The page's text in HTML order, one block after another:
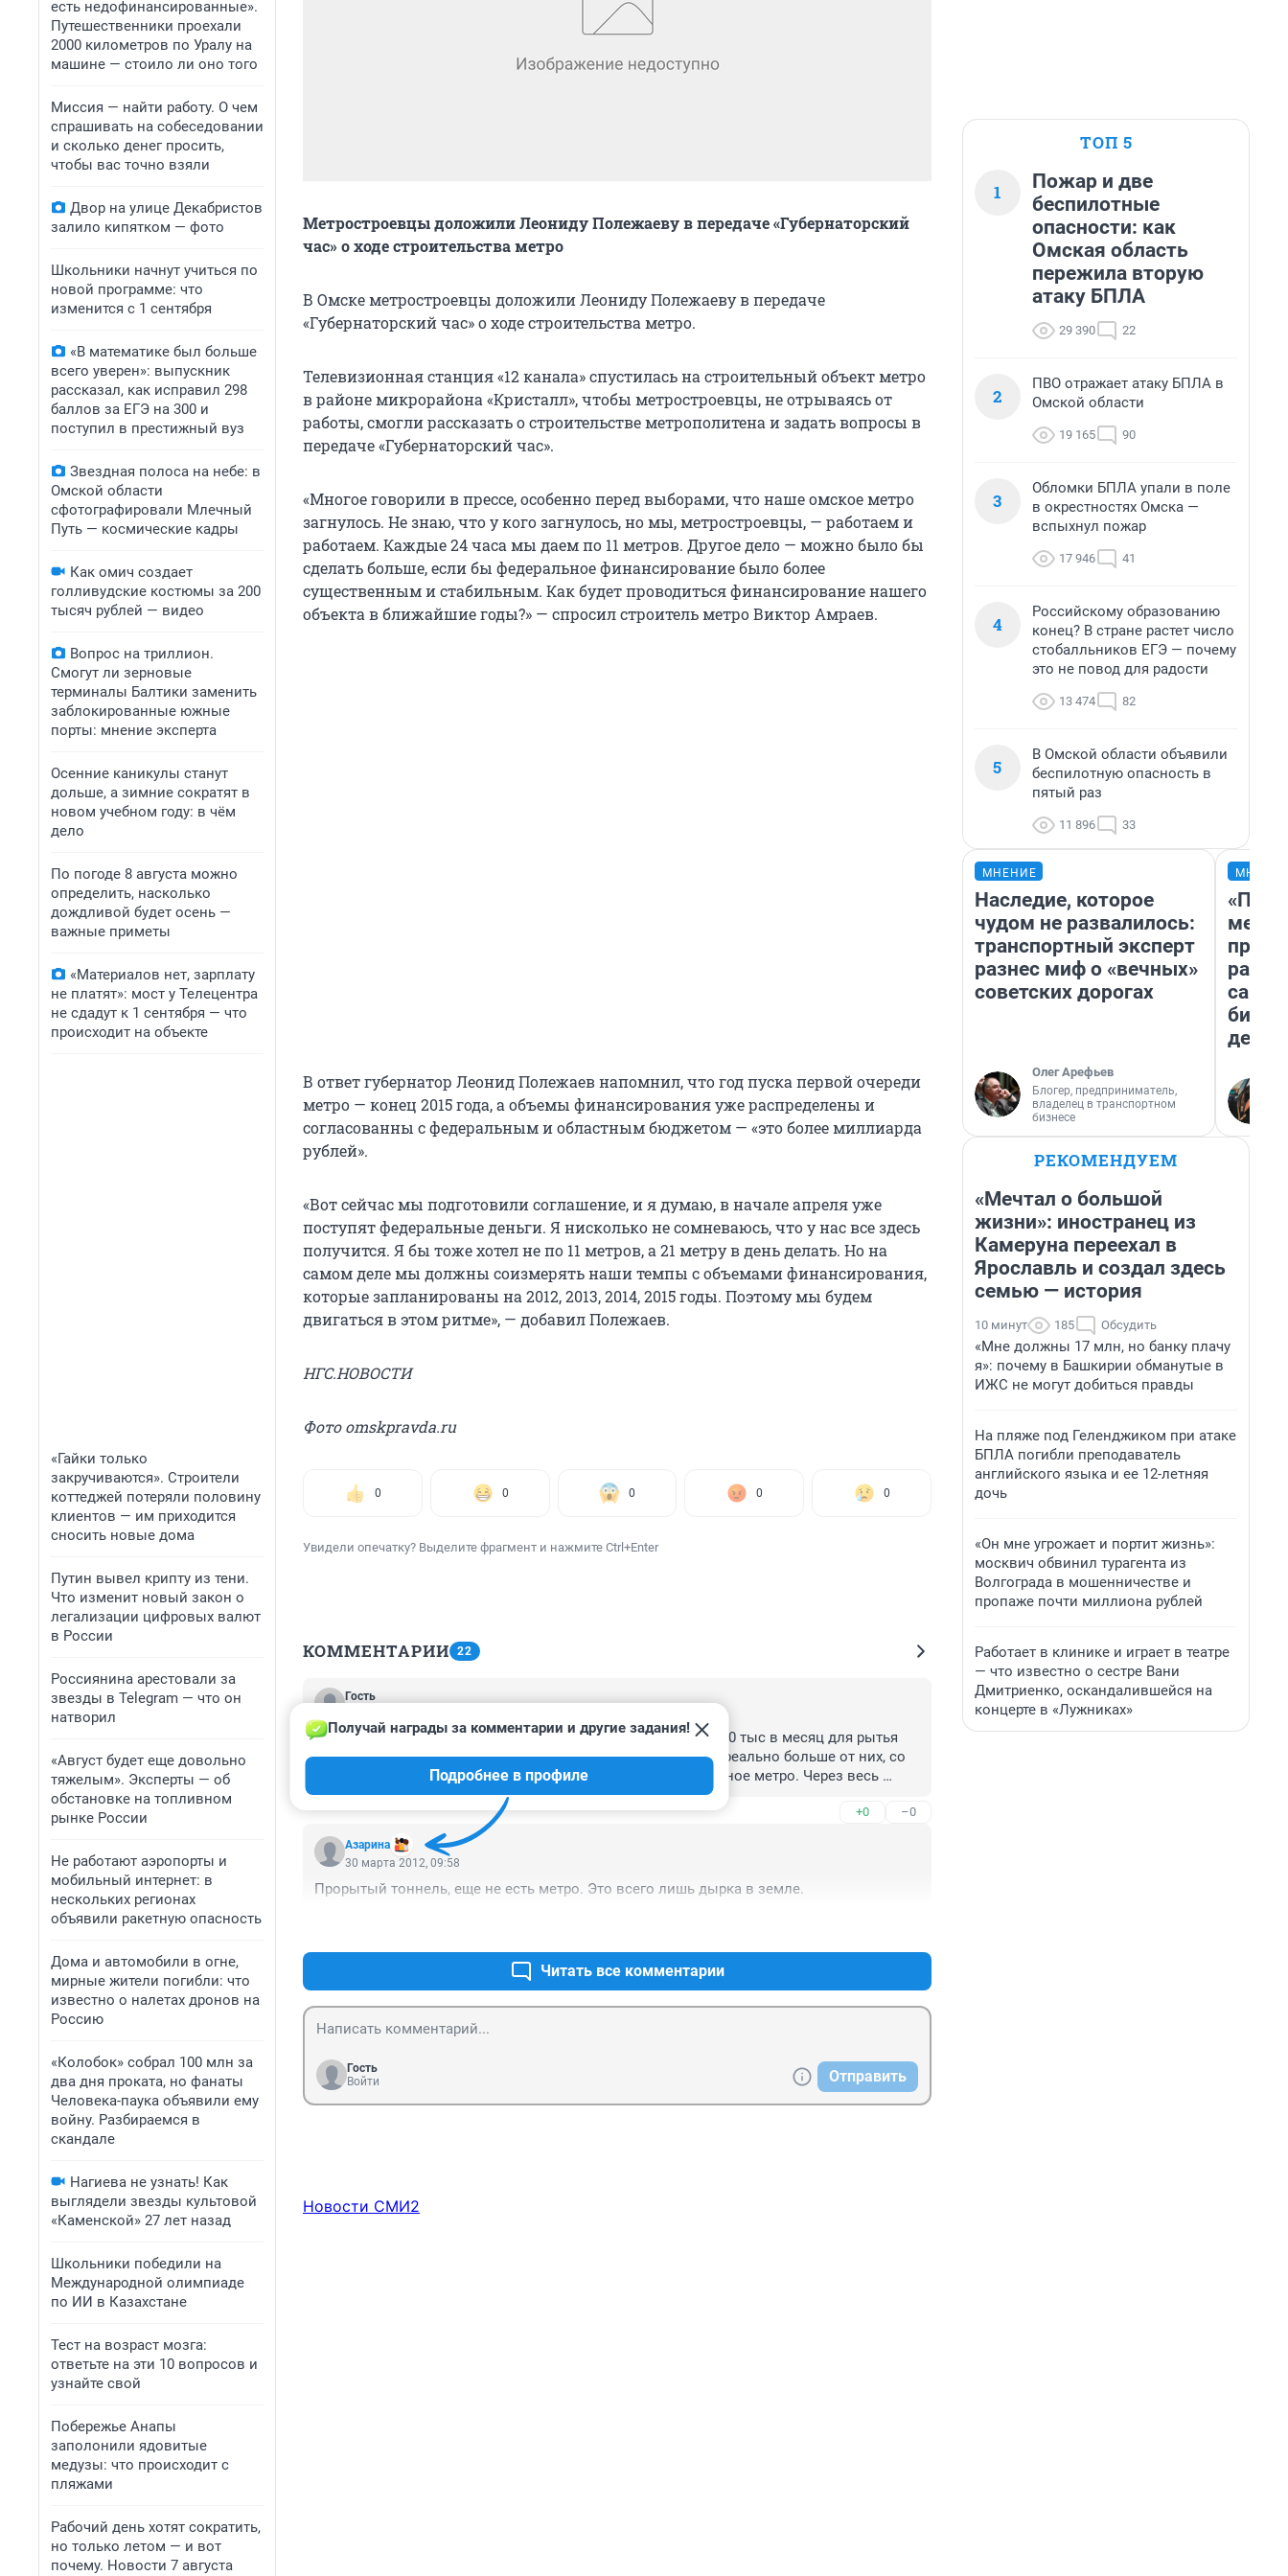
есть недофинансированные».
Путешественники проехали
2000 километров по Уралу на
машине — стоило ли оно того
Миссия — найти работу. О чем
спрашивать на собеседовании
и сколько денег просить,
чтобы вас точно взяли
Двор на улице Декабристов
залило кипятком — фото
Школьники начнут учиться по
новой программе: что
изменится с 1 сентября
«В математике был больше
всего уверен»: выпускник
рассказал, как исправил 298
баллов за ЕГЭ на 300 и
поступил в престижный вуз
Звездная полоса на небе: в
Омской области
сфотографировали Млечный
Путь — космические кадры
Как омич создает
голливудские костюмы за 200
тысяч рублей — видео
Вопрос на триллион.
Смогут ли зерновые
терминалы Балтики заменить
заблокированные южные
порты: мнение эксперта
Осенние каникулы станут
дольше, а зимние сократят в
новом учебном году: в чём
дело
По погоде 8 августа можно
определить, насколько
дождливой будет осень —
важные приметы
«Материалов нет, зарплату
не платят»: мост у Телецентра
не сдадут к 1 сентября — что
происходит на объекте
«Гайки только
закручиваются». Строители
коттеджей потеряли половину
клиентов — им приходится
сносить новые дома
Путин вывел крипту из тени.
Что изменит новый закон о
легализации цифровых валют
в России
Россиянина арестовали за
звезды в Telegram — что он
натворил
«Август будет еще довольно
тяжелым». Эксперты — об
обстановке на топливном
рынке России
Не работают аэропорты и
мобильный интернет: в
нескольких регионах
объявили ракетную опасность
Дома и автомобили в огне,
мирные жители погибли: что
известно о налетах дронов на
Россию
«Колобок» собрал 100 млн за
два дня проката, но фанаты
Человека-паука объявили ему
войну. Разбираемся в
скандале
Нагиева не узнать! Как
выглядели звезды культовой
«Каменской» 27 лет назад
Школьники победили на
Международной олимпиаде
по ИИ в Казахстане
Тест на возраст мозга:
ответьте на эти 10 вопросов и
узнайте свой
Побережье Анапы
заполонили ядовитые
медузы: что происходит с
пляжами
Рабочий день хотят сократить,
но только летом — и вот
почему. Новости 7 августа
Метростроевцы доложили Леониду Полежаеву в передаче «Губернаторский
час» о ходе строительства метро
В Омске метростроевцы доложили Леониду Полежаеву в передаче
«Губернаторский час» о ходе строительства метро.
Телевизионная станция «12 канала» спустилась на строительный объект метро
в районе микрорайона «Кристалл», чтобы метростроевцы, не отрываясь от
работы, смогли рассказать о строительстве метрополитена и задать вопросы в
передаче «Губернаторский час».
«Многое говорили в прессе, особенно перед выборами, что наше омское метро
загнулось. Не знаю, что у кого загнулось, но мы, метростроевцы, — работаем и
работаем. Каждые 24 часа мы даем по 11 метров. Другое дело — можно было бы
сделать больше, если бы федеральное финансирование было более
существенным и стабильным. Как будет проводиться финансирование нашего
объекта в ближайшие годы?» — спросил строитель метро Виктор Амраев.
В ответ губернатор Леонид Полежаев напомнил, что год пуска первой очереди
метро — конец 2015 года, а объемы финансирования уже распределены и
согласованны с федеральным и областным бюджетом — «это более миллиарда
рублей».
«Вот сейчас мы подготовили соглашение, и я думаю, в начале апреля уже
поступят федеральные деньги. Я нисколько не сомневаюсь, что у нас все здесь
получится. Я бы тоже хотел не по 11 метров, а 21 метру в день делать. Но на
самом деле мы должны соизмерять наши темпы с объемами финансирования,
которые запланированы на 2012, 2013, 2014, 2015 годы. Поэтому мы будем
двигаться в этом ритме», — добавил Полежаев.
НГС.НОВОСТИ
Фото omskpravda.ru
0 0 0 0 0
Увидели опечатку? Выделите фрагмент и нажмите Ctrl+Enter
КОММЕНТАРИИ 22
Гость
Может нанять миллион гастарбайтеров и заплатить им по 10 тыс в месяц для рытья
тоннелей, и то меньшие затраты будут! А эффекта то будет реально больше от них, со
всех сторон их поставить и всё выкопают, и будет нормальное метро. Через весь
город а не от храма к церкви.
+0 –0
Азарина
Получай награды за комментарии и другие задания!
Подробнее в профиле
30 марта 2012, 09:58
Прорытый тоннель, еще не есть метро. Это всего лишь дырка в земле.
Читать все комментарии
Гость
Войти
Отправить
Новости СМИ2
ТОП 5
1
Пожар и две
беспилотные
опасности: как
Омская область
пережила вторую
атаку БПЛА
29 390 22
2
ПВО отражает атаку БПЛА в
Омской области
19 165 90
3
Обломки БПЛА упали в поле
в окрестностях Омска —
вспыхнул пожар
17 946 41
4
Российскому образованию
конец? В стране растет число
стобалльников ЕГЭ — почему
это не повод для радости
13 474 82
5
В Омской области объявили
беспилотную опасность в
пятый раз
11 896 33
МНЕНИЕ
Наследие, которое
чудом не развалилось:
транспортный эксперт
разнес миф о «вечных»
советских дорогах
Олег Арефьев
Блогер, предприниматель,
владелец в транспортном
бизнесе
РЕКОМЕНДУЕМ
«Мечтал о большой
жизни»: иностранец из
Камеруна переехал в
Ярославль и создал здесь
семью — история
10 минут 185 Обсудить
«Мне должны 17 млн, но банку плачу
я»: почему в Башкирии обманутые в
ИЖС не могут добиться правды
На пляже под Геленджиком при атаке
БПЛА погибли преподаватель
английского языка и ее 12-летняя
дочь
«Он мне угрожает и портит жизнь»:
москвич обвинил турагента из
Волгограда в мошенничестве и
пропаже почти миллиона рублей
Работает в клинике и играет в театре
— что известно о сестре Вани
Дмитриенко, оскандалившейся на
концерте в «Лужниках»